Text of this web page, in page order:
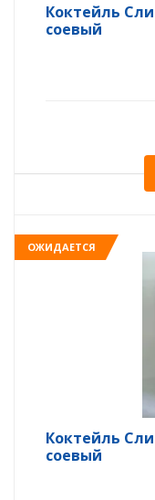
Коктейль
соевый
ОЖИДАЕТСЯ
Коктейль
соевый